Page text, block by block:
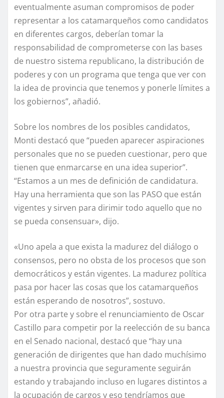
eventualmente asuman compromisos de poder
representar a los catamarqueños como candidatos
en diferentes cargos, deberían tomar la
responsabilidad de comprometerse con las bases
de nuestro sistema republicano, la distribución de
poderes y con un programa que tenga que ver con
la idea de provincia que tenemos y ponerle límites a
los gobiernos”, añadió.
Sobre los nombres de los posibles candidatos,
Monti destacó que “pueden aparecer aspiraciones
personales que no se pueden cuestionar, pero que
tienen que enmarcarse en una idea superior”.
“Estamos a un mes de definición de candidatura.
Hay una herramienta que son las PASO que están
vigentes y sirven para dirimir todo aquello que no
se pueda consensuar», dijo.
«Uno apela a que exista la madurez del diálogo o
consensos, pero no obsta de los procesos que son
democráticos y están vigentes. La madurez política
pasa por hacer las cosas que los catamarqueños
están esperando de nosotros”, sostuvo.
Por otra parte y sobre el renunciamiento de Oscar
Castillo para competir por la reelección de su banca
en el Senado nacional, destacó que “hay una
generación de dirigentes que han dado muchísimo
a nuestra provincia que seguramente seguirán
estando y trabajando incluso en lugares distintos a
la ocupación de cargos y eso tendríamos que